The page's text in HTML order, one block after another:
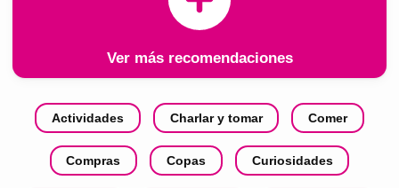
Ver más recomendaciones
Actividades Charlar y tomar Comer
Compras Copas Curiosidades